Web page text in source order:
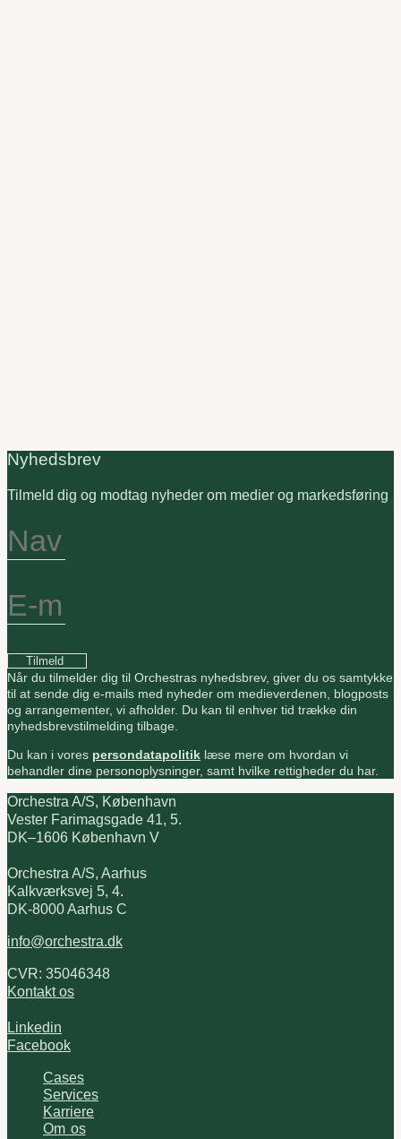
Nyhedsbrev
Tilmeld dig og modtag nyheder om medier og markedsføring
Tilmeld
Når du tilmelder dig til Orchestras nyhedsbrev, giver du os samtykke
til at sende dig e-mails med nyheder om medieverdenen, blogposts
og arrangementer, vi afholder. Du kan til enhver tid trække din
nyhedsbrevstilmelding tilbage.
Du kan i vores persondatapolitik læse mere om hvordan vi
behandler dine personoplysninger, samt hvilke rettigheder du har.
Orchestra A/S, København
Vester Farimagsgade 41, 5.
DK–1606 København V
Orchestra A/S, Aarhus
Kalkværksvej 5, 4.
DK-8000 Aarhus C
info@orchestra.dk
CVR: 35046348
Kontakt os
Linkedin
Facebook
Cases
Services
Karriere
Om os